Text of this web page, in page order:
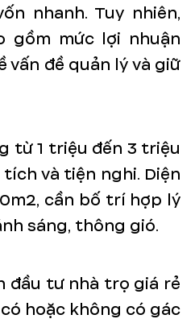
nhanh. Tuy nhiên,
gồm mức lợi nhuận
vấn đề quản lý và giữ
từ 1 triệu đến 3 triệu
và tiện nghi. Diện
cần bố trí hợp lý
sáng, thông gió.
đầu tư nhà trọ giá rẻ
hoặc không có gác